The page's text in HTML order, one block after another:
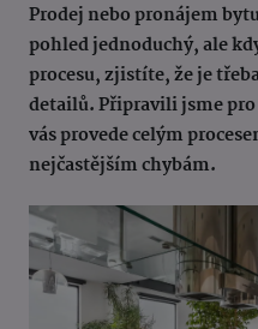
Prodej nebo pronájem
pohled jednoduchý, ale
procesu, zjistíte, že je
detailů. Připravili jsme
vás provede celým
nejčastějším chybám.